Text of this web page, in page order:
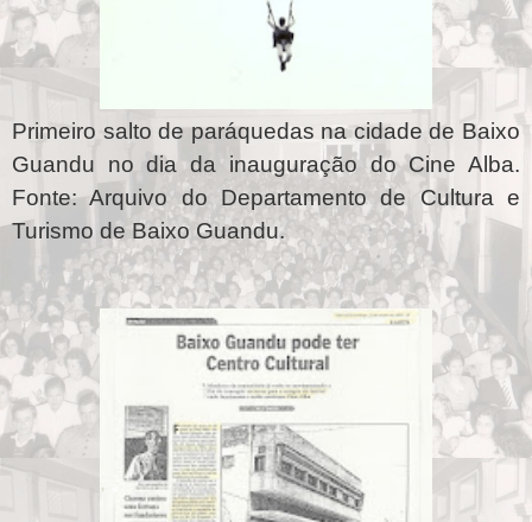
Primeiro salto de paráquedas na cidade de Baixo
Guandu no dia da inauguração do Cine Alba.
Fonte: Arquivo do Departamento de Cultura e
Turismo de Baixo Guandu.